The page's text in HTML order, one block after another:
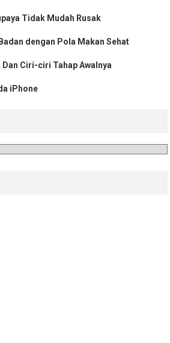
Tidak Mudah Rusak
dengan Pola Makan Sehat
Ciri-ciri Tahap Awalnya
iPhone